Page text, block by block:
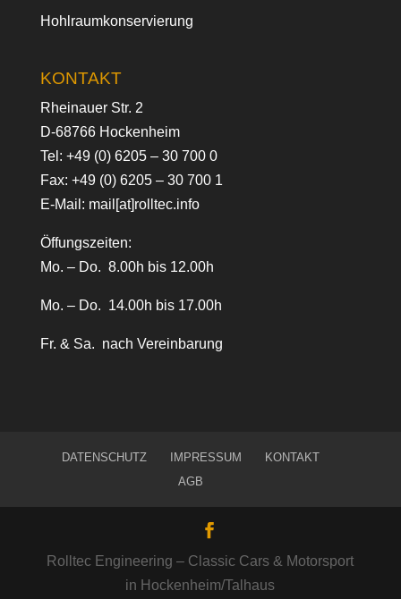
Hohlraumkonservierung
KONTAKT
Rheinauer Str. 2
D-68766 Hockenheim
Tel: +49 (0) 6205 – 30 700 0
Fax: +49 (0) 6205 – 30 700 1
E-Mail: mail[at]rolltec.info
Öffungszeiten:
Mo. – Do. 8.00h bis 12.00h
Mo. – Do. 14.00h bis 17.00h
Fr. & Sa. nach Vereinbarung
DATENSCHUTZ IMPRESSUM
KONTAKT
AGB
Rolltec Engineering – Classic Cars & Motorsport
in Hockenheim/Talhaus